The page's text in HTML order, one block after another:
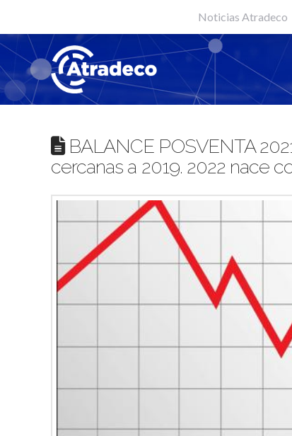
Noticias Atradeco
BALANCE POSVENTA
cercanas a 2019. 2022 nace